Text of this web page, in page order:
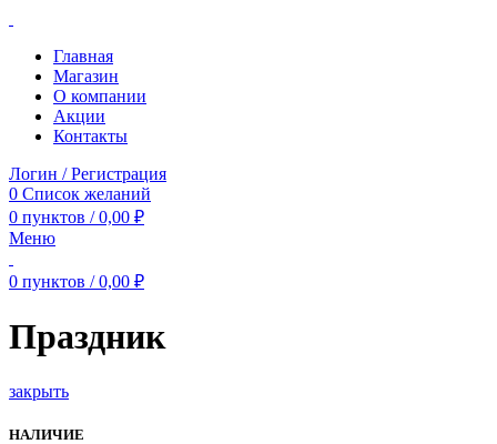
Главная
Магазин
О компании
Акции
Контакты
Логин / Регистрация
0 Список желаний
0 пунктов / 0,00 ₽
Меню
0 пунктов / 0,00 ₽
Праздник
закрыть
НАЛИЧИЕ